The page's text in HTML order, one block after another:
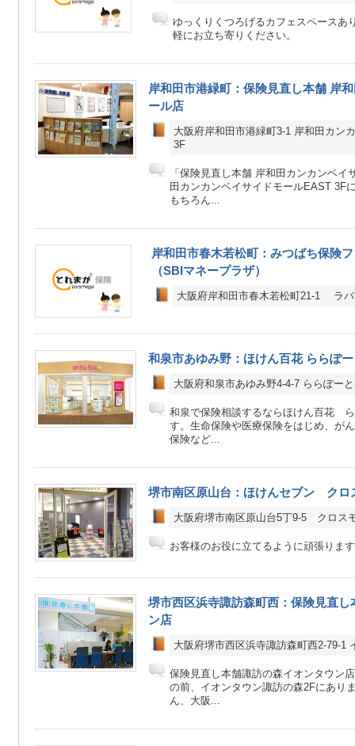
ゆっくりくつろげるカフェスペースあ
軽にお立ち寄りください。
岸和田市港緑町：保険見直し本舗 岸
ール店
大阪府岸和田市港緑町3-1 岸和田カン
3F
「保険見直し本舗 岸和田カンカンベイ
田カンカンベイサイドモールEAST 3F
もちろん...
岸和田市春木若松町：みつばち保険
（SBIマネープラザ）
大阪府岸和田市春木若松町21-1 ラパ
和泉市あゆみ野：ほけん百花 ららぽ
大阪府和泉市あゆみ野4-4-7 ららぽー
和泉で保険相談するならほけん百花
す。生命保険や医療保険をはじめ、が
保険など...
堺市南区原山台：ほけんセブン クロ
大阪府堺市南区原山台5丁9-5 クロス
お客様のお役に立てるように頑張りま
堺市西区浜寺諏訪森町西：保険見直
ン店
大阪府堺市西区浜寺諏訪森町西2-79-1
保険見直し本舗諏訪の森イオンタウン
の前、イオンタウン諏訪の森2Fにあり
ん、大阪...